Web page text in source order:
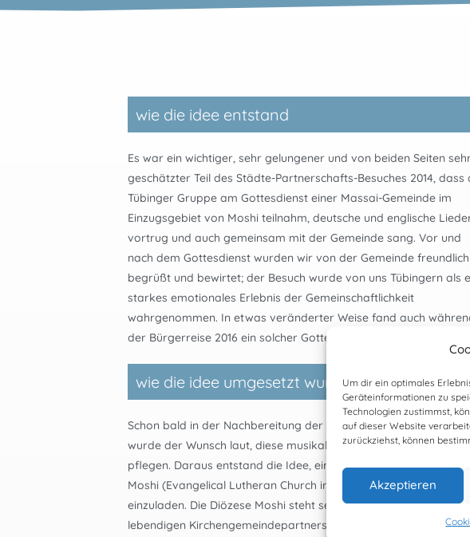
Um dir ein optimales
Geräteinformationen zu
Technologien zustimmst,
auf dieser Website
zurückziehst, können
Akzeptieren
wie die idee entstand
Es war ein wichtiger, sehr gelungener und von beiden Seiten
geschätzter Teil des Städte-Partnerschafts-Besuches 2014, dass
Tübinger Gruppe am Gottesdienst einer Massai-Gemeinde im
Einzugsgebiet von Moshi teilnahm, deutsche und englische
vortrug und auch gemeinsam mit der Gemeinde sang. Vor und
nach dem Gottesdienst wurden wir von der Gemeinde freundlich
begrüßt und bewirtet; der Besuch wurde von uns Tübingern als
starkes emotionales Erlebnis der Gemeinschaftlichkeit
wahrgenommen. In etwas veränderter Weise fand auch
der Bürgerreise 2016 ein solcher Gottesdienst/Chorbesuch statt.
wie die idee umgesetzt wurde
Schon bald in der Nachbereitung der Bürgerschaftsreise 2014
wurde der Wunsch laut, diese musikalische Partnerschaft weiter
pflegen. Daraus entstand die Idee, einen Chor der ELCT-Diözese
Moshi (Evangelical Lutheran Church in Tanzania) nach Tübingen
einzuladen. Die Diözese Moshi steht seit über 20 Jahren in einer
lebendigen Kirchengemeindepartnerschaft zum Evangelischen